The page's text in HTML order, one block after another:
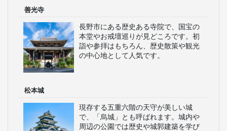
善光寺
長野市にある歴史ある寺院で、国宝の
本堂やお戒壇巡りが見どころです。初
詣や参拝はもちろん、歴史散策や観光
の中心地として人気です。
松本城
現存する五重六階の天守が美しい城
で、「烏城」とも呼ばれます。城内や
周辺の公園では歴史や城郭建築を学び